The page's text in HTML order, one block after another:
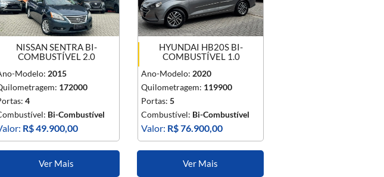
NISSAN SENTRA BI-
COMBUSTÍVEL 2.0
Modelo: 2015
172000
4
Bi-Combustível
R$ 49.900,00
Ver Mais
HYUNDAI HB20S BI-
COMBUSTÍVEL 1.0
Ano-Modelo: 2020
Quilometragem: 119900
Portas: 5
Combustível: Bi-Combustível
Valor: R$ 76.900,00
Ver Mais